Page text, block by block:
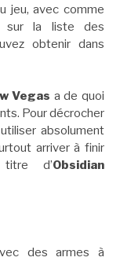
jeu, avec comme
sur la liste des
obtenir dans
Vegas a de quoi
Pour décrocher
absolument
arriver à finir
d’Obsidian
des armes à